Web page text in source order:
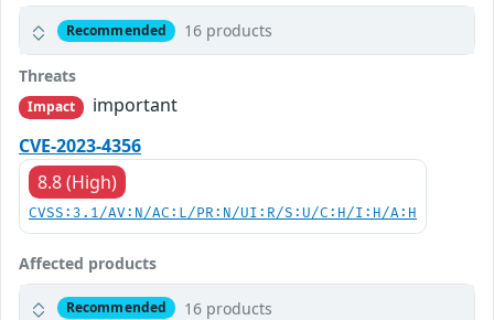
Recommended 16 products
Threats
Impact
important
CVE-2023-4356
8.8 (High)
CVSS:3.1/AV:N/AC:L/PR:N/UI:R/S:U/C:H/I:H/A:H
Affected products
Recommended 16 products